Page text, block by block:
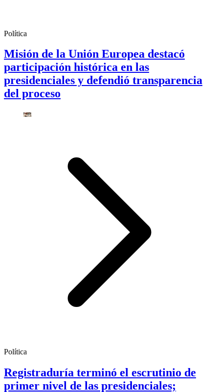
Política
Misión de la Unión Europea destacó
participación histórica en las
presidenciales y defendió transparencia
del proceso
Política
Registraduría terminó el escrutinio de
primer nivel de las presidenciales;